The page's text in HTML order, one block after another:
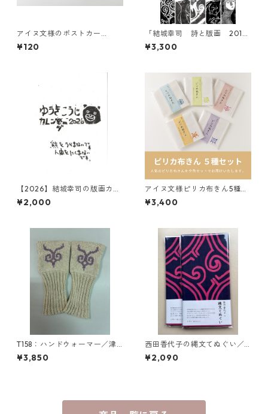
アイヌ文様のポストカー
ド "イランカラプテ"
¥120
「結城幸司 詩と版画 201
4〜2024カレンダーより」
¥3,300
【2026】結城幸司の版画カレ
ンダー2026（一筆箋プレゼン
ト付き）
¥2,000
アイヌ文様ピリカ布きん5種セ
ット（各色1枚 計5枚入り）
¥3,400
T158：ハンドウォーマー／津
田命子デザインアイヌ文様編
み込みハンドウォーマー
¥3,850
西田香代子の縄文てぬぐい／
シネプ（藍とピンク）２色染
め
¥2,090